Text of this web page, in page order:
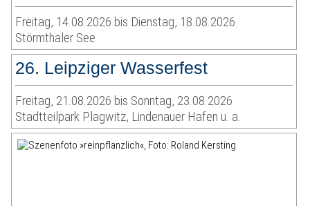
Freitag, 14.08.2026 bis Dienstag, 18.08.2026
Störmthaler See
26. Leipziger Wasserfest
Freitag, 21.08.2026 bis Sonntag, 23.08.2026
Stadtteilpark Plagwitz, Lindenauer Hafen u. a.